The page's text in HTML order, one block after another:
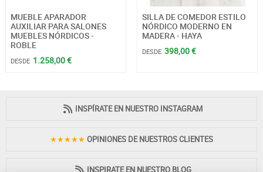
MUEBLE APARADOR
AUXILIAR PARA SALONES
MUEBLES NÓRDICOS -
ROBLE
DESDE 1.258,00 €
SILLA DE COMEDOR ESTILO
NÓRDICO MODERNO EN
MADERA - HAYA
DESDE 398,00 €
INSPÍRATE EN NUESTRO INSTAGRAM
★★★★★ OPINIONES DE NUESTROS CLIENTES
INSPIRATE EN NUESTRO BLOG